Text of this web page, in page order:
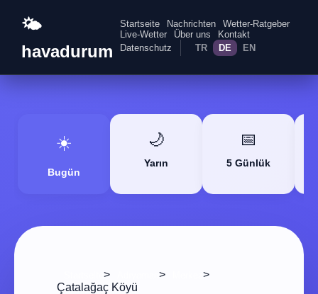
🌤️
havadurum
Startseite Nachrichten
Wetter-Ratgeber
Live-Wetter
Über uns
Kontakt
Datenschutz
TR DE EN
☀️
Bugün
🌙
Yarın
📅
5 Günlük
> >
>
Çatalağaç Köyü